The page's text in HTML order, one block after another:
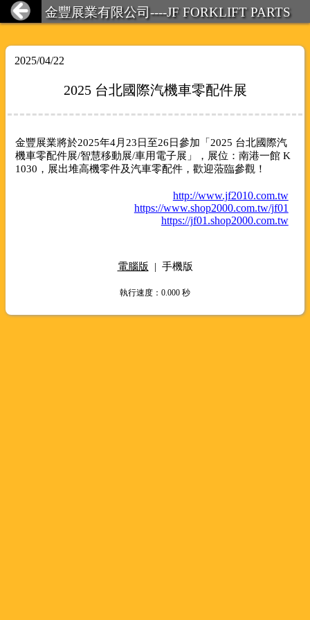
金豐展業有限公司----JF FORKLIFT PARTS
2025/04/22
2025 台北國際汽機車零配件展
金豐展業將於2025年4月23日至26日參加「2025 台北國際汽
機車零配件展/智慧移動展/車用電子展」，展位：南港一館 K
1030，展出堆高機零件及汽車零配件，歡迎蒞臨參觀！
http://www.jf2010.com.tw
https://www.shop2000.com.tw/jf01
https://jf01.shop2000.com.tw
電腦版 | 手機版
執行速度 ：0.000 秒